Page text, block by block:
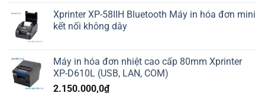
Xprinter XP-58IIH Bluetooth Máy in hóa đơn mini
kết nối không dây
Máy in hóa đơn nhiệt cao cấp 80mm Xprinter
XP-D610L (USB, LAN, COM)
2.150.000,0₫